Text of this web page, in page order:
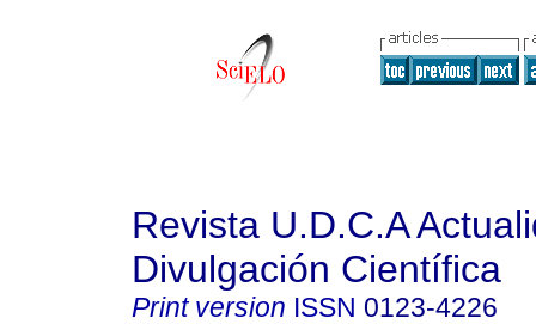
Revista U.D.C.A
Divulgación Científica
Print version ISSN 0123-4226